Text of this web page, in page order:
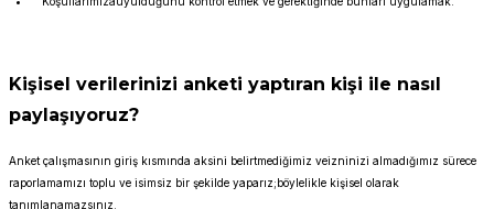
Kişisel verilerinizi anketi yaptıran kişi ile nasıl
paylaşıyoruz?
Anket çalışmasının giriş kısmında aksini belirtmediğimiz veizninizi almadığımız sürece
raporlamamızı toplu ve isimsiz bir şekilde yaparız;böylelikle kişisel olarak
tanımlanamazsınız.